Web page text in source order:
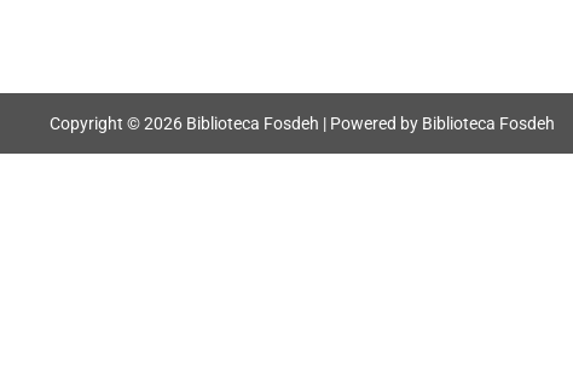
Copyright © 2026 Biblioteca Fosdeh | Powered by Biblioteca Fosdeh